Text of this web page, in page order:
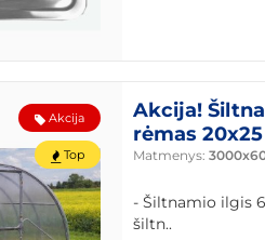
Akcija
Top
Akcija!
rėmas 20x25
Matmenys:
- Šiltnamio ilgis
šiltn..